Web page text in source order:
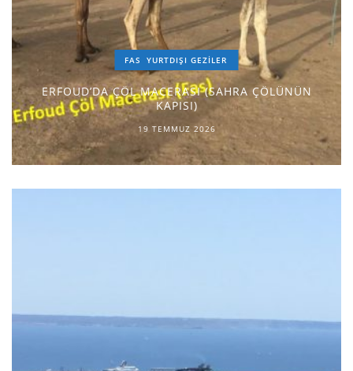
FAS YURTDIŞI GEZILER
ERFOUD’DA ÇÖL MACERASI (SAHRA ÇÖLÜNÜN
KAPISI)
19 TEMMUZ 2026